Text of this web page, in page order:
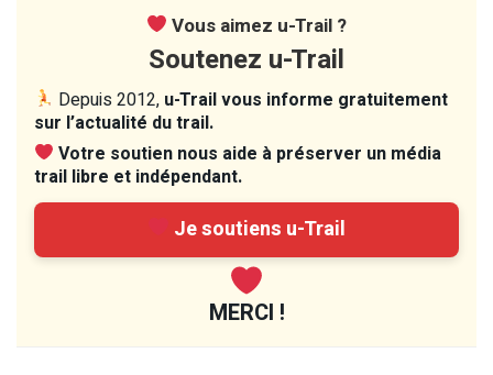
Vous aimez u-Trail ?
Soutenez u-Trail
Depuis 2012, u-Trail vous informe gratuitement
sur l’actualité du trail.
Votre soutien nous aide à préserver un média
trail libre et indépendant.
Je soutiens u-Trail
MERCI !